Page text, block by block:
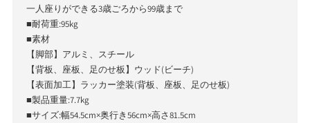
一人座りができる3歳ごろから99歳まで
■耐荷重:95kg
■素材
【脚部】アルミ、スチール
【背板、座板、足のせ板】ウッド(ビーチ)
【表面加工】ラッカー塗装(背板、座板、足のせ板)
■製品重量:7.7kg
■サイズ:幅54.5cm×奥行き56cm×高さ81.5cm